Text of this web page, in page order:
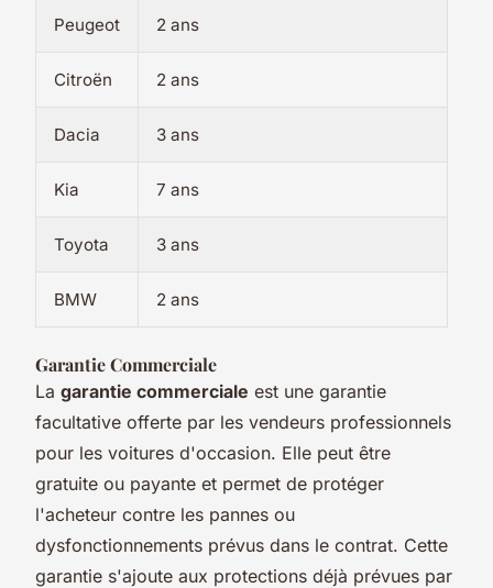
Peugeot 2 ans
Citroën 2 ans
Dacia 3 ans
Kia 7 ans
Toyota 3 ans
BMW 2 ans
Garantie Commerciale
La garantie commerciale est une garantie
facultative offerte par les vendeurs professionnels
pour les voitures d'occasion. Elle peut être
gratuite ou payante et permet de protéger
l'acheteur contre les pannes ou
dysfonctionnements prévus dans le contrat. Cette
garantie s'ajoute aux protections déjà prévues par